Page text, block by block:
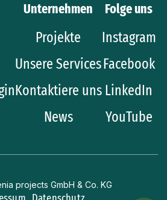
Unternehmen
Projekte
Unsere Services
Kontaktiere uns
News
Folge uns
Instagram
Facebook
LinkedIn
YouTube
projects GmbH & Co. KG